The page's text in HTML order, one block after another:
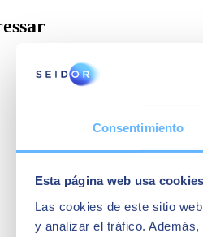
Consentimiento
Esta página web usa cookies
Las cookies de este sitio
y analizar el tráfico.